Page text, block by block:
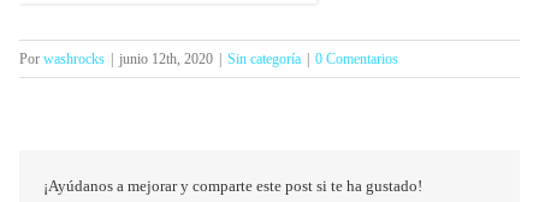
Por washrocks | junio 12th, 2020 | Sin categoría | 0 Comentarios
¡Ayúdanos a mejorar y comparte este post si te ha gustado!